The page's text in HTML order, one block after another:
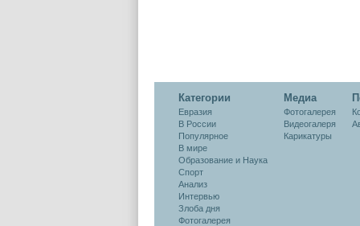
Категории
Евразия
В России
Популярное
В мире
Образование и Наука
Спорт
Анализ
Интервью
Злоба дня
Фотогалерея
Медиа
Фотогалерея
Видеогалеря
Карикатуры